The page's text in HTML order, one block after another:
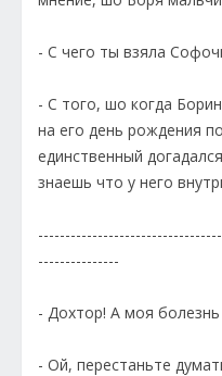
- С чего ты взяла
- С того, шо когда
на его день рождения
единственный
знаешь что у него
---------------
- Дохтор! А моя болезнь
- Ой, перестаньте